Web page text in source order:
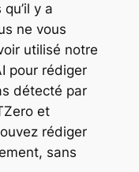
y a
ne vous
utilisé notre
pour rédiger
détecté par
et
rédiger
sans